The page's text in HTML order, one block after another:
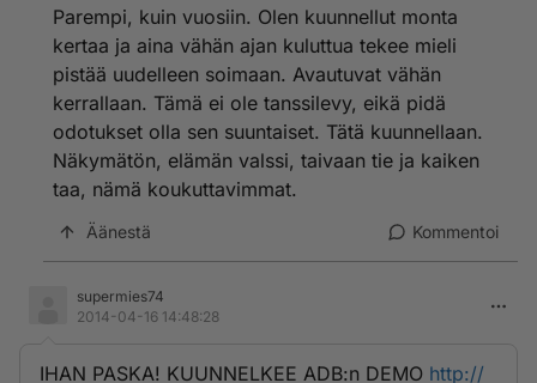
Parempi, kuin vuosiin. Olen kuunnellut monta
kertaa ja aina vähän ajan kuluttua tekee mieli
pistää uudelleen soimaan. Avautuvat vähän
kerrallaan. Tämä ei ole tanssilevy, eikä pidä
odotukset olla sen suuntaiset. Tätä kuunnellaan.
Näkymätön, elämän valssi, taivaan tie ja kaiken
taa, nämä koukuttavimmat.
Äänestä Kommentoi
supermies74
2014-04-16 14:48:28
IHAN PASKA! KUUNNELKEE ADB:n DEMO http://